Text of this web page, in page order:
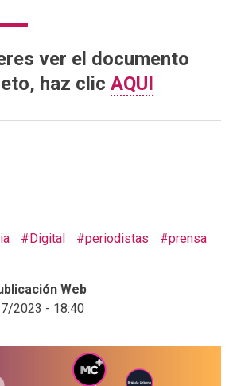
ver el documento
haz clic AQUI
Digital periodistas prensa
Web
2023 - 18:40